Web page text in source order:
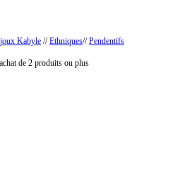
Kabyle //Ethniques//Pendentifs
de 2 produits ou plus